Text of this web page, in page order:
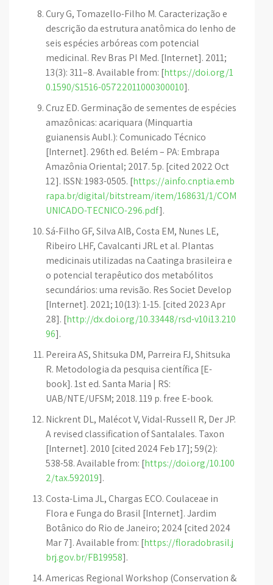
Cury G, Tomazello-Filho M. Caracterização e
descrição da estrutura anatômica do lenho de
seis espécies arbóreas com potencial
medicinal. Rev Bras Pl Med. [Internet]. 2011;
13(3): 311–8. Available from: [https://doi.org/1
0.1590/S1516-05722011000300010].
Cruz ED. Germinação de sementes de espécies
amazônicas: acariquara (Minquartia
guianensis Aubl.): Comunicado Técnico
[Internet]. 296th ed. Belém – PA: Embrapa
Amazônia Oriental; 2017. 5p. [cited 2022 Oct
12]. ISSN: 1983-0505. [https://ainfo.cnptia.emb
rapa.br/digital/bitstream/item/168631/1/COM
UNICADO-TECNICO-296.pdf].
Sá-Filho GF, Silva AIB, Costa EM, Nunes LE,
Ribeiro LHF, Cavalcanti JRL et al. Plantas
medicinais utilizadas na Caatinga brasileira e
o potencial terapêutico dos metabólitos
secundários: uma revisão. Res Societ Develop
[Internet]. 2021; 10(13): 1-15. [cited 2023 Apr
28]. [http://dx.doi.org/10.33448/rsd-v10i13.210
96].
Pereira AS, Shitsuka DM, Parreira FJ, Shitsuka
R. Metodologia da pesquisa científica [E-
book]. 1st ed. Santa Maria | RS:
UAB/NTE/UFSM; 2018. 119 p. free E-book.
Nickrent DL, Malécot V, Vidal-Russell R, Der JP.
A revised classification of Santalales. Taxon
[Internet]. 2010 [cited 2024 Feb 17]; 59(2):
538-58. Available from: [https://doi.org/10.100
2/tax.592019].
Costa-Lima JL, Chargas ECO. Coulaceae in
Flora e Funga do Brasil [Internet]. Jardim
Botânico do Rio de Janeiro; 2024 [cited 2024
Mar 7]. Available from: [https://floradobrasil.j
brj.gov.br/FB19958].
Americas Regional Workshop (Conservation &